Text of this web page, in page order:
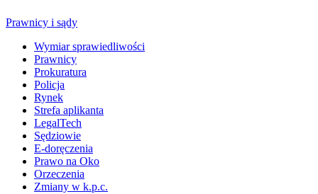
Prawnicy i sądy
Wymiar sprawiedliwości
Prawnicy
Prokuratura
Policja
Rynek
Strefa aplikanta
LegalTech
Sędziowie
E-doręczenia
Prawo na Oko
Orzeczenia
Zmiany w k.p.c.